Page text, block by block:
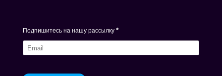
Подпишитесь на нашу рассылку *